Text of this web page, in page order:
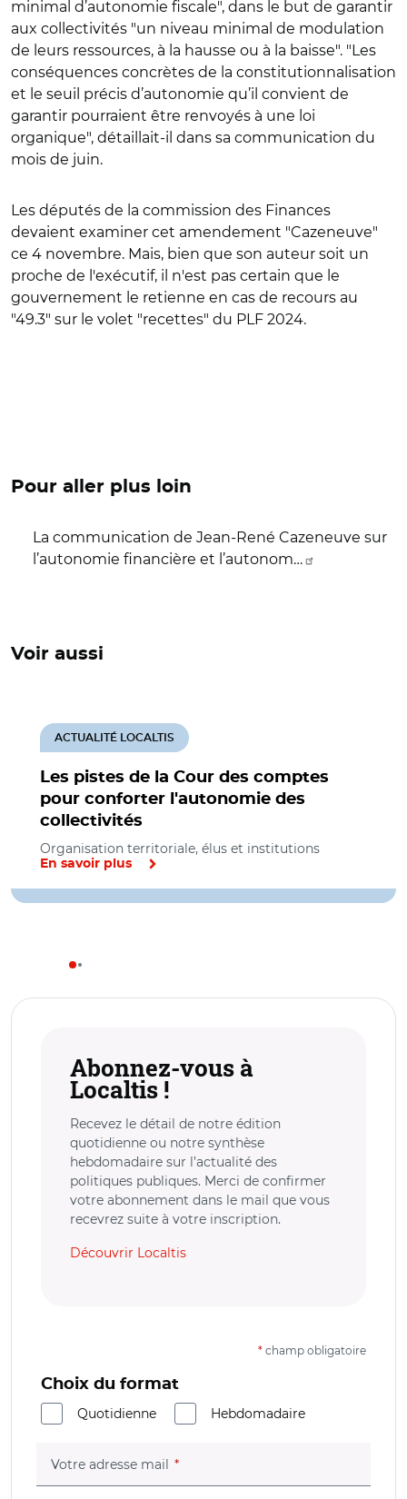
minimal d’autonomie fiscale", dans le but de garantir
aux collectivités "un niveau minimal de modulation
de leurs ressources, à la hausse ou à la baisse". "Les
conséquences concrètes de la constitutionnalisation
et le seuil précis d’autonomie qu’il convient de
garantir pourraient être renvoyés à une loi
organique", détaillait-il dans sa communication du
mois de juin.
Les députés de la commission des Finances
devaient examiner cet amendement "Cazeneuve"
ce 4 novembre. Mais, bien que son auteur soit un
proche de l'exécutif, il n'est pas certain que le
gouvernement le retienne en cas de recours au
"49.3" sur le volet "recettes" du PLF 2024.
Pour aller plus loin
La communication de Jean-René Cazeneuve sur
l’autonomie financière et l’autonom…
Voir aussi
Les pistes de la Cour des comptes
pour conforter l'autonomie des
collectivités
ACTUALITÉ LOCALTIS
Organisation territoriale, élus et institutions
En savoir plus
Abonnez-vous à
Localtis !
Recevez le détail de notre édition
quotidienne ou notre synthèse
hebdomadaire sur l’actualité des
politiques publiques. Merci de confirmer
votre abonnement dans le mail que vous
recevrez suite à votre inscription.
Découvrir Localtis
* champ obligatoire
Choix du format
Quotidienne
Hebdomadaire
Votre adresse mail (champ obligatoire)